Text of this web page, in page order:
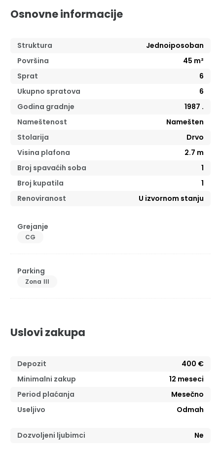
Osnovne informacije
Struktura
Jednoiposoban
Površina
45 m²
Sprat
6
Ukupno spratova
6
Godina gradnje
1987 .
Nameštenost
Namešten
Stolarija
Drvo
Visina plafona
2.7 m
Broj spavaćih soba
1
Broj kupatila
1
Renoviranost
U izvornom stanju
Grejanje
CG
Parking
Zona III
Uslovi zakupa
Depozit
400 €
Minimalni zakup
12 meseci
Period plaćanja
Mesečno
Useljivo
Odmah
Dozvoljeni ljubimci Ne